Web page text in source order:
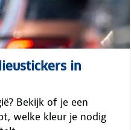
in
Bekijk of je een
welke kleur je nodig